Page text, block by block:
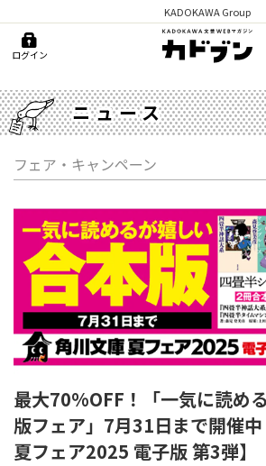
KADOKAWA Group
ログイン
ニュース
フェア・キャンペーン
最大70%OFF！「一気に読め
版フェア」7月31日まで開催
夏フェア2025 電子版 第3弾】